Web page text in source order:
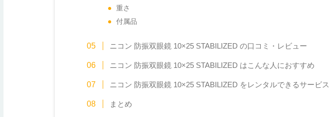
重さ
付属品
ニコン 防振双眼鏡 10×25 STABILIZED の口コミ・レビュー
ニコン 防振双眼鏡 10×25 STABILIZED はこんな人におすすめ
ニコン 防振双眼鏡 10×25 STABILIZED をレンタルできるサービス
まとめ